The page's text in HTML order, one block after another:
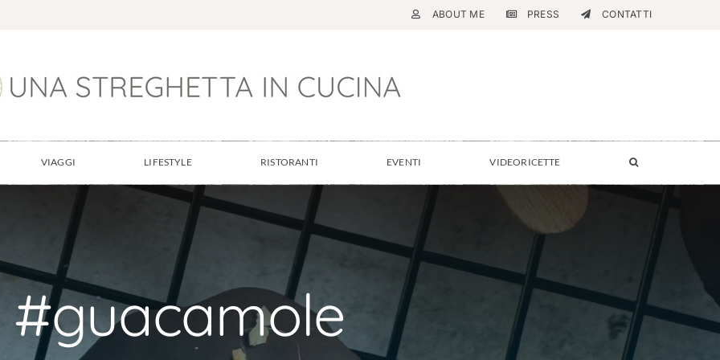
ABOUT ME PRESS CONTATTI
VIAGGI LIFESTYLE RISTORANTI EVENTI VIDEORICETTE
#guacamole